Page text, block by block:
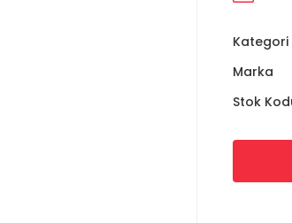
Kategori
Marka
Stok